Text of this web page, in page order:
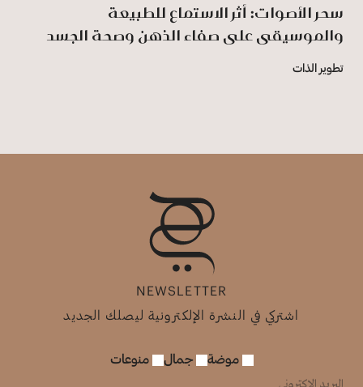
سحر الأصوات: أثر الاستماع للطبيعة
والموسيقى على صفاء الذهن وصحة الجسد
تطوير الذات
NEWSLETTER
اشتركي في النشرة الإلكترونية ليصلك الجديد
موضة جمال منوعات